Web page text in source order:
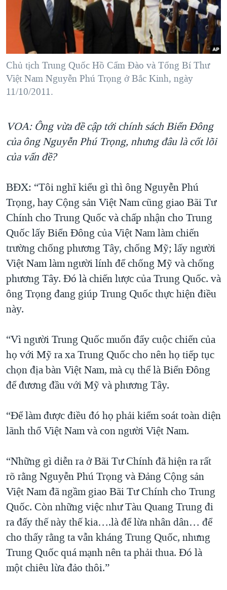
Chủ tịch Trung Quốc Hồ Cẩm Đào và Tổng Bí Thư
Việt Nam Nguyễn Phú Trọng ở Bắc Kinh, ngày
11/10/2011.
VOA: Ông vừa đề cập tới chính sách Biển Đông
của ông Nguyễn Phú Trọng, nhưng đâu là cốt lõi
của vấn đề?
BĐX: “Tôi nghĩ kiểu gì thì ông Nguyễn Phú
Trọng, hay Cộng sản Việt Nam cũng giao Bãi Tư
Chính cho Trung Quốc và chấp nhận cho Trung
Quốc lấy Biển Đông của Việt Nam làm chiến
trường chống phương Tây, chống Mỹ; lấy người
Việt Nam làm người lính để chống Mỹ và chống
phương Tây. Đó là chiến lược của Trung Quốc. và
ông Trọng đang giúp Trung Quốc thực hiện điều
này.
“Vì người Trung Quốc muốn đẩy cuộc chiến của
họ với Mỹ ra xa Trung Quốc cho nên họ tiếp tục
chọn địa bàn Việt Nam, mà cụ thể là Biển Đông
để đương đầu với Mỹ và phương Tây.
“Để làm được điều đó họ phải kiểm soát toàn diện
lãnh thổ Việt Nam và con người Việt Nam.
“Những gì diễn ra ở Bãi Tư Chính đã hiện ra rất
rõ rằng Nguyễn Phú Trọng và Đảng Cộng sản
Việt Nam đã ngầm giao Bãi Tư Chính cho Trung
Quốc. Còn những việc như Tàu Quang Trung đi
ra đấy thế này thế kia….là để lừa nhân dân… để
cho thấy rằng ta vẫn kháng Trung Quốc, nhưng
Trung Quốc quá mạnh nên ta phải thua. Đó là
một chiêu lừa đảo thôi.”